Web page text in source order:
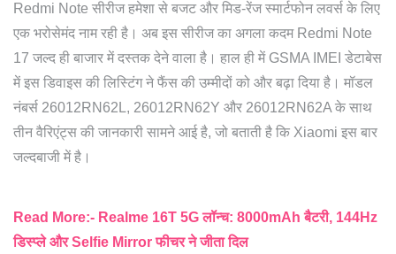
Redmi Note सीरीज हमेशा से बजट और मिड-रेंज स्मार्टफोन लवर्स के लिए
एक भरोसेमंद नाम रही है। अब इस सीरीज का अगला कदम Redmi Note
17 जल्द ही बाजार में दस्तक देने वाला है। हाल ही में GSMA IMEI डेटाबेस
में इस डिवाइस की लिस्टिंग ने फैंस की उम्मीदों को और बढ़ा दिया है। मॉडल
नंबर्स 26012RN62L, 26012RN62Y और 26012RN62A के साथ
तीन वैरिएंट्स की जानकारी सामने आई है, जो बताती है कि Xiaomi इस बार
जल्दबाजी में है।
Read More:- Realme 16T 5G लॉन्च: 8000mAh बैटरी, 144Hz
डिस्प्ले और Selfie Mirror फीचर ने जीता दिल